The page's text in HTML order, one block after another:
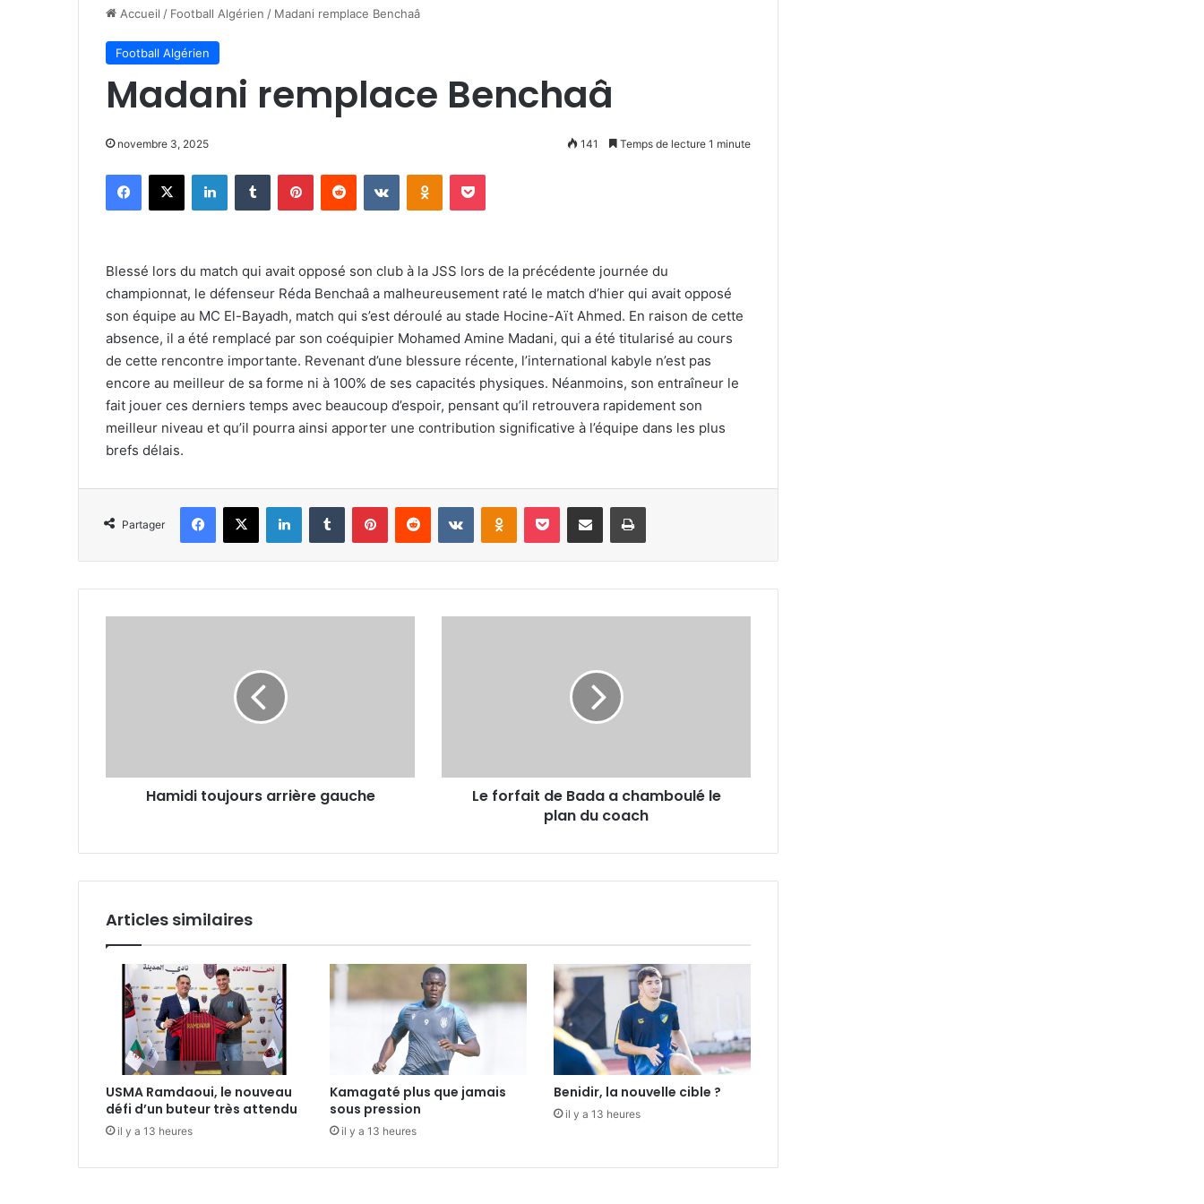
Accueil / Football Algérien / Madani remplace Benchaâ
Football Algérien
Madani remplace Benchaâ
novembre 3, 2025 141 Temps de lecture 1 minute
Facebook
X LinkedinTumblr PinterestReddit VKontakteOdnoklassniki
Pocket
Blessé lors du match qui avait opposé son club à la JSS lors de la précédente journée du
championnat, le défenseur Réda Benchaâ a malheureusement raté le match d’hier qui avait opposé
son équipe au MC El-Bayadh, match qui s’est déroulé au stade Hocine-Aït Ahmed. En raison de cette
absence, il a été remplacé par son coéquipier Mohamed Amine Madani, qui a été titularisé au cours
de cette rencontre importante. Revenant d’une blessure récente, l’international kabyle n’est pas
encore au meilleur de sa forme ni à 100% de ses capacités physiques. Néanmoins, son entraîneur le
fait jouer ces derniers temps avec beaucoup d’espoir, pensant qu’il retrouvera rapidement son
meilleur niveau et qu’il pourra ainsi apporter une contribution significative à l’équipe dans les plus
brefs délais.
Partager
Facebook
X LinkedinTumblr PinterestReddit VKontakteOdnoklassniki
Pocket Partager par email Imprimer
Hamidi toujours arrière gauche
du
coachLe forfait de Bada a chamboulé le
plan du coach
Articles similaires
USMA Ramdaoui, le nouveau
défi d’un buteur très attendu
il y a 13 heures
Kamagaté plus que jamais
sous pression
il y a 13 heures
Benidir, la nouvelle cible ?
il y a 13 heures